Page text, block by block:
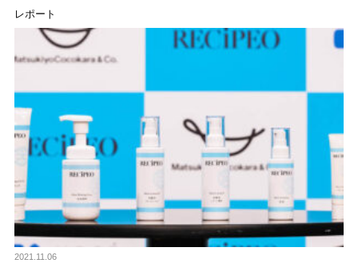
レポート
2021.11.06